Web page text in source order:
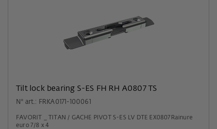
Tilt lock bearing S-ES FH RH A0807 TS
N° art.: FRKA0171-100061
FAVORIT _ TITAN / GACHE PIVOT S-ES LV DTE EX0807Rainure
euro 7/8 x 4